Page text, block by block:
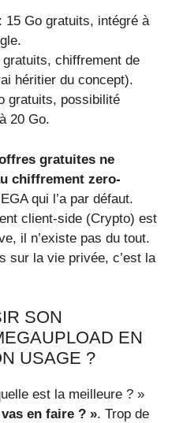
: 15 Go gratuits, intégré à
gratuits, chiffrement de
héritier du concept).
gratuits, possibilité
20 Go.
gratuites ne
chiffrement zero-
qui l’a par défaut.
client-side (Crypto) est
il n’existe pas du tout.
sur la vie privée, c’est la
SON
EN
USAGE ?
est la meilleure ? »
en faire ? ». Trop de